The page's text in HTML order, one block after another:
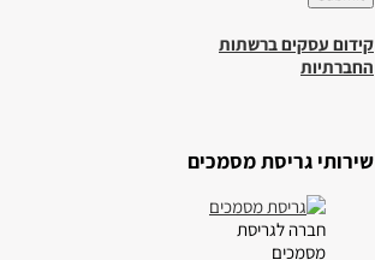
קידום עסקים ברשתות
החברתיות
שירותי גריסת מסמכים
חברה לגריסת
מסמכים